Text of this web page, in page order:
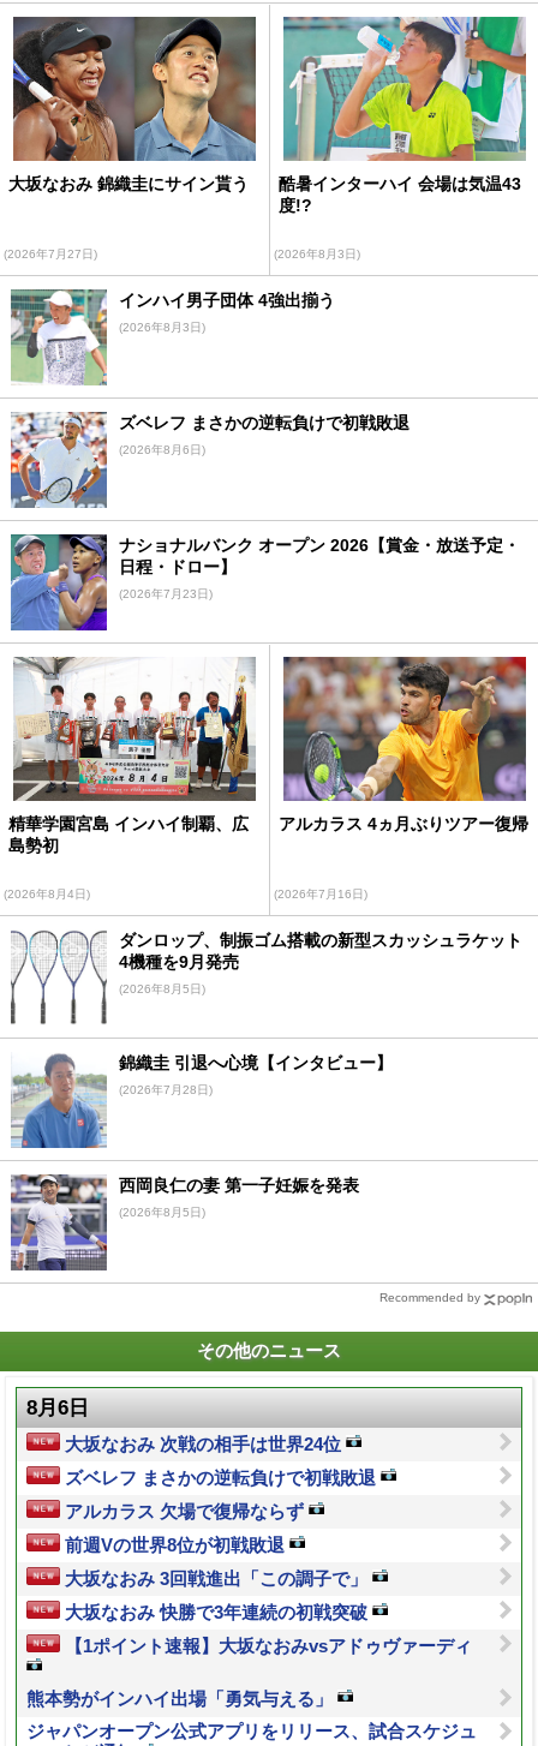
大坂なおみ 錦織圭にサイン貰う
(2026年7月27日)
酷暑インターハイ 会場は気温43
度!?
(2026年8月3日)
インハイ男子団体 4強出揃う
(2026年8月3日)
ズベレフ まさかの逆転負けで初戦敗退
(2026年8月6日)
ナショナルバンク オープン 2026【賞金・放送予定・
日程・ドロー】
(2026年7月23日)
精華学園宮島 インハイ制覇、広
島勢初
(2026年8月4日)
アルカラス 4ヵ月ぶりツアー復帰
(2026年7月16日)
ダンロップ、制振ゴム搭載の新型スカッシュラケット
4機種を9月発売
(2026年8月5日)
錦織圭 引退へ心境【インタビュー】
(2026年7月28日)
西岡良仁の妻 第一子妊娠を発表
(2026年8月5日)
Recommended by
その他のニュース
8月6日
大坂なおみ 次戦の相手は世界24位
ズベレフ まさかの逆転負けで初戦敗退
アルカラス 欠場で復帰ならず
前週Vの世界8位が初戦敗退
大坂なおみ 3回戦進出「この調子で」
大坂なおみ 快勝で3年連続の初戦突破
【1ポイント速報】大坂なおみvsアドゥヴァーディ
熊本勢がインハイ出場「勇気与える」
ジャパンオープン公式アプリをリリース、試合スケジュ